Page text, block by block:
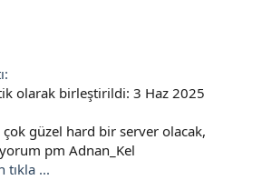
olarak birleştirildi: 3 Haz 2025
güzel hard bir server olacak,
pm Adnan_Kel
tıkla ...